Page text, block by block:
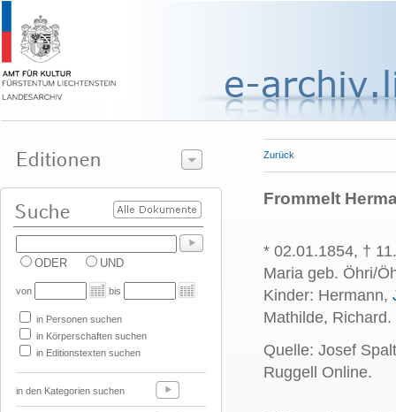
ODER UND
von bis
in Personen suchen
in Körperschaften suchen
in Editionstexten suchen
in den Kategorien suchen
Zurück
Frommelt
* 02.01.1854, †
Maria geb. Öhri/
Kinder: Hermann,
Mathilde, Richard.
Quelle: Josef
Ruggell Online.